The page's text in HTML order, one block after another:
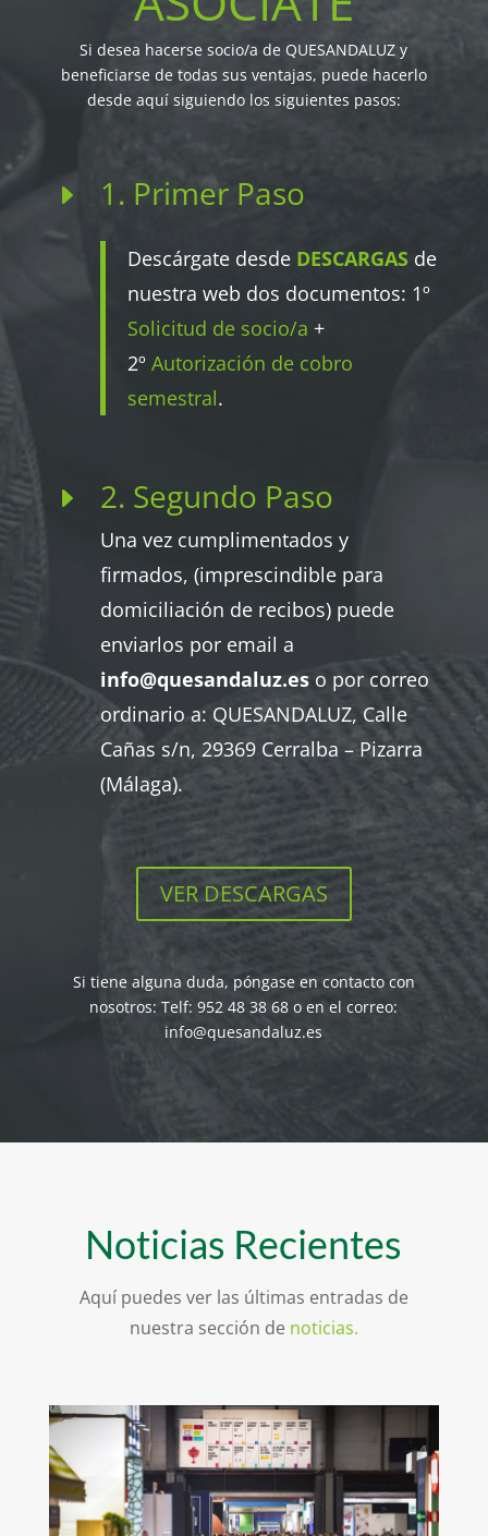
Si desea hacerse socio/a de QUESANDALUZ y
beneficiarse de todas sus ventajas, puede hacerlo
desde aquí siguiendo los siguientes pasos:
E 1. Primer Paso
Descárgate desde DESCARGASde
nuestra web dos documentos: 1º
Solicitud de socio/a +
2º Autorización de cobro
semestral.
E 2. Segundo Paso
Una vez cumplimentados y
firmados, (imprescindible para
domiciliación de recibos) puede
enviarlos por email a
info@quesandaluz.eso por correo
ordinario a: QUESANDALUZ, Calle
Cañas s/n, 29369 Cerralba – Pizarra
(Málaga).
VER DESCARGAS
Si tiene alguna duda, póngase en contacto con
nosotros: Telf: 952 48 38 68 o en el correo:
info@quesandaluz.es
Noticias Recientes
Aquí puedes ver las últimas entradas de
nuestra sección de noticias.